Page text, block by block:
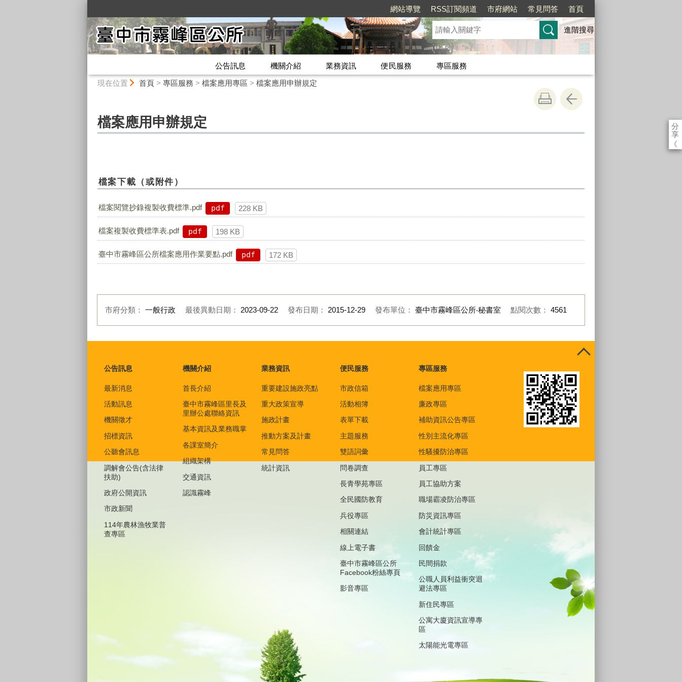
網站導覽 RSS訂閱頻道 市府網站 常見問答 首頁
進階搜尋
公告訊息 機關介紹 業務資訊 便民服務
專區服務
現在位置 首頁> 專區服務 > 檔案應用專區 > 檔案應用申辦規定
分
享
《
檔案應用申辦規定
檔案下載（或附件）
檔案閱覽抄錄複製收費標準.pdf pdf 228 KB
檔案複製收費標準表.pdf pdf 198 KB
臺中市霧峰區公所檔案應用作業要點.pdf pdf 172 KB
市府分類： 一般行政 最後異動日期： 2023-09-22 發布日期： 2015-12-29 發布單位： 臺中市霧峰區公所‧秘書室 點閱次數： 4561
公告訊息
最新消息
活動訊息
機關徵才
招標資訊
公聽會訊息
調解會公告(含法律
扶助)
政府公開資訊
市政新聞
114年農林漁牧業普
查專區
機關介紹
首長介紹
臺中市霧峰區里長及
里辦公處聯絡資訊
基本資訊及業務職掌
各課室簡介
組織架構
交通資訊
認識霧峰
業務資訊
重要建設施政亮點
重大政策宣導
施政計畫
推動方案及計畫
常見問答
統計資訊
便民服務
市政信箱
活動相簿
表單下載
主題服務
雙語詞彙
問卷調查
長青學苑專區
全民國防教育
兵役專區
相關連結
線上電子書
臺中市霧峰區公所
Facebook粉絲專頁
影音專區
專區服務
檔案應用專區
廉政專區
補助資訊公告專區
性別主流化專區
性騷擾防治專區
員工專區
員工協助方案
職場霸凌防治專區
防災資訊專區
會計統計專區
回饋金
民間捐款
公職人員利益衝突迴
避法專區
新住民專區
公寓大廈資訊宣導專
區
太陽能光電專區